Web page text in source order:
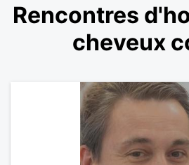
Rencontres
cheveux